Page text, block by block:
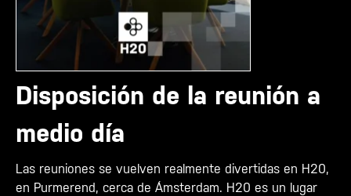
Disposición de la reunión a
medio día
Las reuniones se vuelven realmente divertidas en H20,
en Purmerend, cerca de Ámsterdam. H20 es un lugar